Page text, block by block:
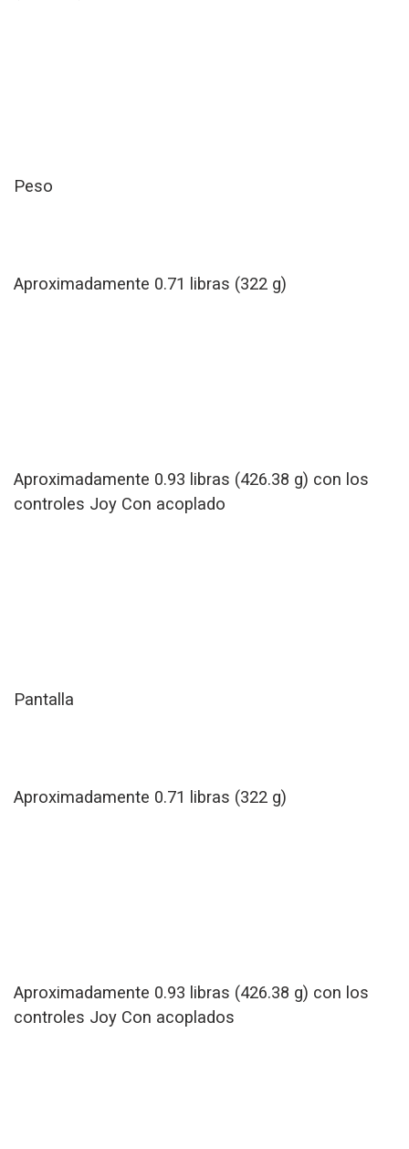
Peso
Aproximadamente 0.71 libras (322 g)
Aproximadamente 0.93 libras (426.38 g) con los
controles Joy Con acoplado
Pantalla
Aproximadamente 0.71 libras (322 g)
Aproximadamente 0.93 libras (426.38 g) con los
controles Joy Con acoplados